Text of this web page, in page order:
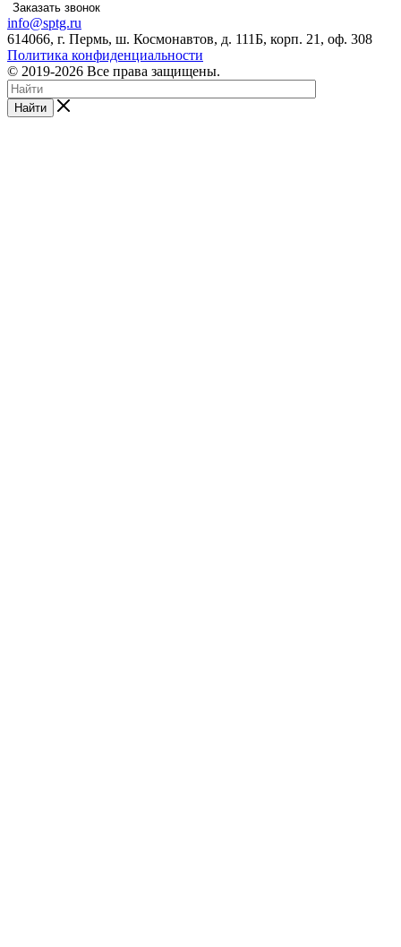
Заказать звонок
info@sptg.ru
614066, г. Пермь, ш. Космонавтов, д. 111Б, корп. 21, оф. 308
Политика конфиденциальности
© 2019-2026 Все права защищены.
Найти